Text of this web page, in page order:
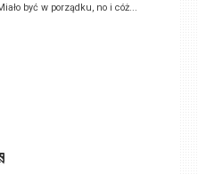
być w porządku, no i cóż...